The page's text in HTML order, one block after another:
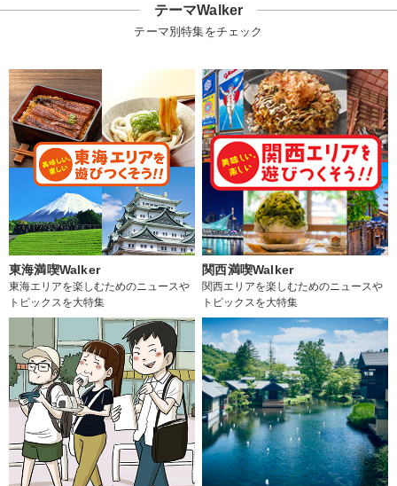
テーマWalker
テーマ別特集をチェック
東海満喫Walker
東海エリアを楽しむためのニュースや
トピックスを大特集
関西満喫Walker
関西エリアを楽しむためのニュースや
トピックスを大特集